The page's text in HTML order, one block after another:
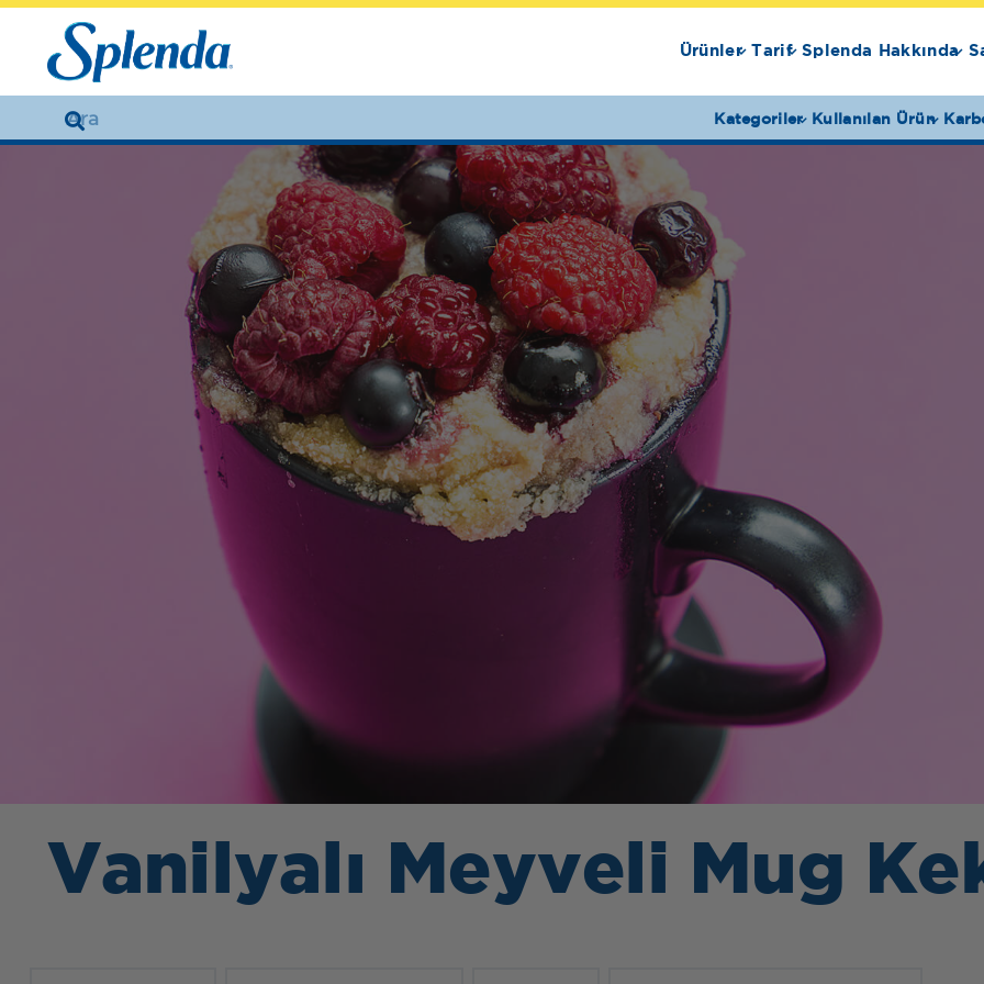
Ürünler Tarif Splenda Hakkında
Kategoriler Kullanılan Ürün
Vanilyalı Meyveli Mug